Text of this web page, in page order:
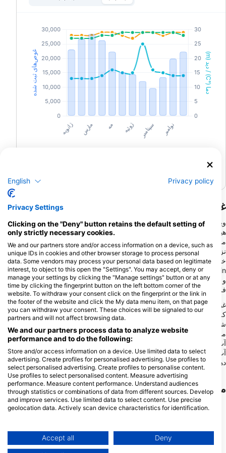
غواصی در ویسایاس مرکزی
ویسایاس مرکزی بهشت ​​غواصان است و ترکیبی از غواصی‌های
هیجان‌انگیز در لاشه کشتی‌ها و غواصی‌های آرام در ساحل را ارائه
نزدیکی لیلوآن، سبو است که غواصان را به کاوش در تاریخ جذاب زیر آب
خود دعوت می‌کند. برای کسانی که غواصی در ساحل را ترجیح می‌دهند،
Dauin در Negros Oriental دسترسی آسان به باغ‌های مرجانی پر جنب
و جوش و موجودات منحصر به فردی مانند ماهی مرکب پر زرق و برق را
فراهم می‌کند که برای علاقه‌مندان به عکاسی ماکرو عالی است.
غواصی شبانه در موآلبوآل، سبو، دنیایی متفاوت را آشکار می‌کند، جایی
که جریان معروف ساردین‌ها، حال و هوایی شبانه به خود می‌گیرد و
شکارچیان بزرگتر را برای تماشای مناظر خیره‌کننده زیر آب جذب
می‌کند. این منطقه با گزینه‌هایی برای غواصی ساحلی و غواصی روی
آب، همه سلیقه‌ها را برآورده می‌کند و دسترسی آسان به گنجینه‌های زیر
آب را تضمین می‌کند، چه انعطاف‌پذیری ورودی‌های ساحلی را ترجیح
دهید و چه طیف گسترده‌ای از گشت‌های روی آب.
مراکز غوص
Atlas Divers Malapascua,
Atlas Divers Philippines, Inc.
Malapascua Island, Barrio Proper,
French Touch Diving Panglao
Bolod Purok 6, 6340 Panglao
Island, Bohol - فیلیپین
English Privacy policy
Privacy Settings
Clicking on the "Deny" button retains the default setting of
only strictly necessary cookies.
We and our partners store and/or access information on a device, such as
unique IDs in cookies and other browser storage to process personal
data. Some vendors may process your personal data based on legitimate
interest, to object to this open the "Settings". You may accept, deny or
manage your settings by clicking the "Manage settings" button or at any
time by clicking the fingerprint button on the left bottom corner of the
website. To withdraw your consent click on the fingerprint or the link in
the footer of the website and click the My data menu item, on that page
you can withdraw your consent. These choices will be signaled to our
partners and will not affect browsing data.
We and our partners process data to analyze website
performance and to do the following:
Store and/or access information on a device. Use limited data to select
advertising. Create profiles for personalised advertising. Use profiles to
select personalised advertising. Create profiles to personalise content.
Use profiles to select personalised content. Measure advertising
performance. Measure content performance. Understand audiences
through statistics or combinations of data from different sources. Develop
and improve services. Use limited data to select content. Use precise
geolocation data. Actively scan device characteristics for identification.
Data may be shared outside of the European Union and send to the USA.
Your consent and the cookie policy applies solely to this website/app.
Accept all Deny